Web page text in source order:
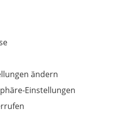
ändern
Einstellungen